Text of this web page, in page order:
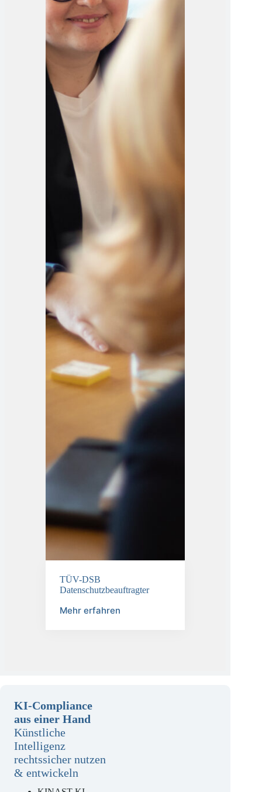
TÜV-DSB
Datenschutzbeauftragter
Mehr erfahren
KI-Compliance
aus einer Hand
Künstliche
Intelligenz
rechtssicher nutzen
& entwickeln